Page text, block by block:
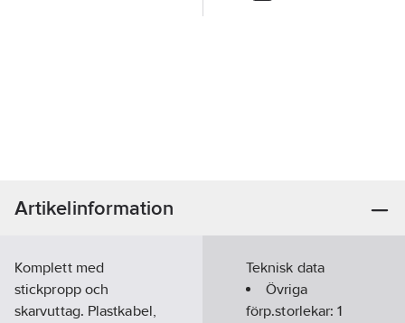
Artikelinformation
Komplett med
stickpropp och
skarvuttag. Plastkabel,
Teknisk data
Övriga
förp.storlekar:1